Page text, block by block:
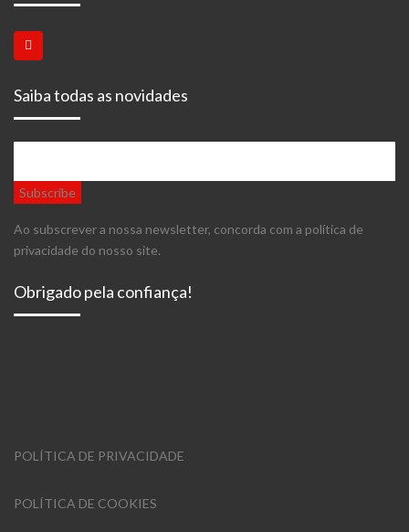
Saiba todas as novidades
Ao subscrever a nossa newsletter, concorda com a política de
privacidade do nosso site.
Obrigado pela confiança!
POLÍTICA DE PRIVACIDADE
POLÍTICA DE COOKIES